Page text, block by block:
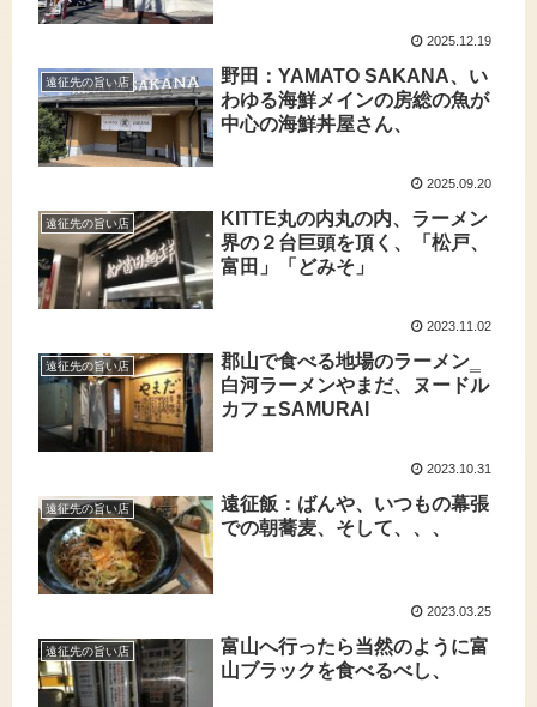
2025.12.19
遠征先の旨い店
野田：YAMATO SAKANA、い
わゆる海鮮メインの房総の魚が
中心の海鮮丼屋さん、
2025.09.20
遠征先の旨い店
KITTE丸の内丸の内、ラーメン
界の２台巨頭を頂く、「松戸、
富田」「どみそ」
2023.11.02
遠征先の旨い店
郡山で食べる地場のラーメン‗
白河ラーメンやまだ、ヌードル
カフェSAMURAI
2023.10.31
遠征先の旨い店
遠征飯：ばんや、いつもの幕張
での朝蕎麦、そして、、、
2023.03.25
遠征先の旨い店
富山へ行ったら当然のように富
山ブラックを食べるべし、